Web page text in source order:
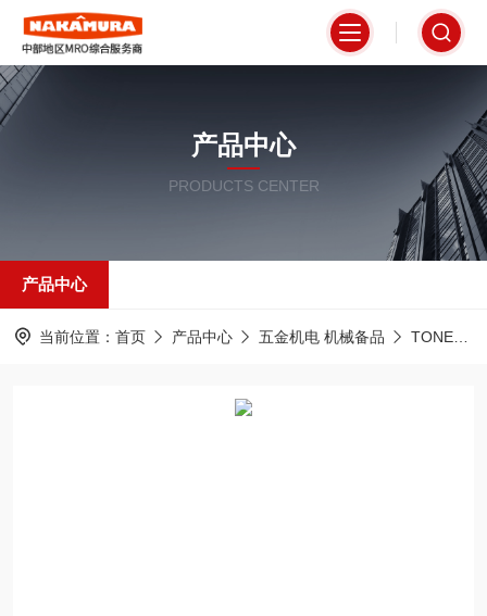
产品中心
PRODUCTS CENTER
产品中心
当前位置： 首页 产品中心 五金机电 机械备品 TONE前田